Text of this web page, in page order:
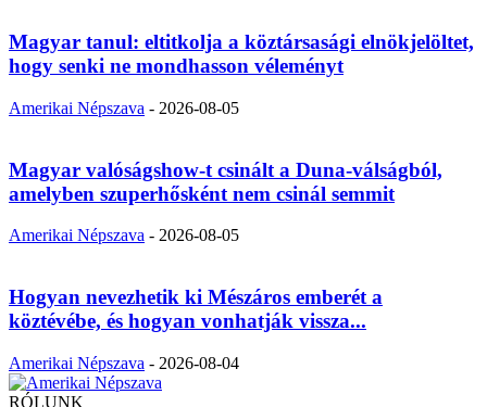
Magyar tanul: eltitkolja a köztársasági elnökjelöltet,
hogy senki ne mondhasson véleményt
Amerikai Népszava - 2026-08-05
Magyar valóságshow-t csinált a Duna-válságból,
amelyben szuperhősként nem csinál semmit
Amerikai Népszava - 2026-08-05
Hogyan nevezhetik ki Mészáros emberét a
köztévébe, és hogyan vonhatják vissza...
Amerikai Népszava - 2026-08-04
RÓLUNK